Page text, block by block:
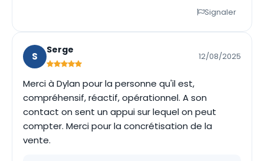
Signaler
S
Serge
12/08/2025
Merci à Dylan pour la personne qu'il est,
compréhensif, réactif, opérationnel. A son
contact on sent un appui sur lequel on peut
compter. Merci pour la concrétisation de la
vente.